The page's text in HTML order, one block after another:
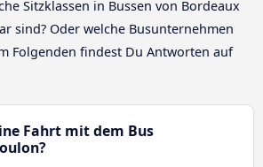
Sitzklassen in Bussen von Bordeaux
sind? Oder welche Busunternehmen
Folgenden findest Du Antworten auf
Fahrt mit dem Bus